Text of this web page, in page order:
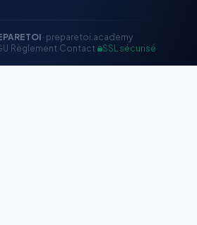
· preparetoi.academy
Règlement Contact SSL sécurisé